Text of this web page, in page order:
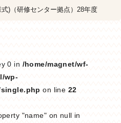
)（研修センター拠点）28年度
0 in /home/magnet/wf-
wp-
on line 22
"name" on null in